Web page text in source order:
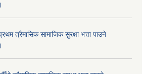
त्रैमासिक सामाजिक सुरक्षा भत्ता पाउने